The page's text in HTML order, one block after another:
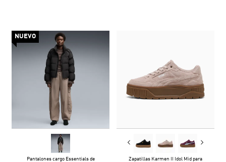
NUEVO
Pantalones cargo Essentials de
Zapatillas Karmen II Idol Mid para